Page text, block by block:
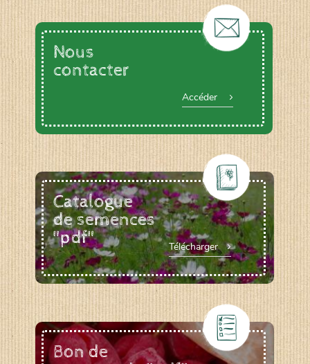
Nous
contacter
Accéder
Catalogue
de semences
"pdf"
Télécharger
Bon de